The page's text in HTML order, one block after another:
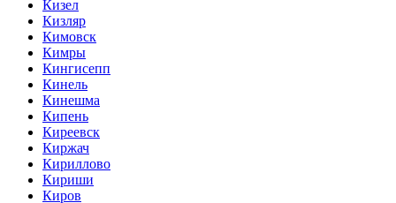
Кизел
Кизляр
Кимовск
Кимры
Кингисепп
Кинель
Кинешма
Кипень
Киреевск
Киржач
Кириллово
Кириши
Киров